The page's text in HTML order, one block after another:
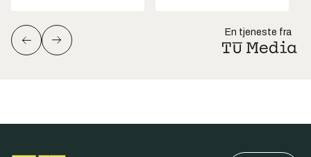
En tjeneste fra